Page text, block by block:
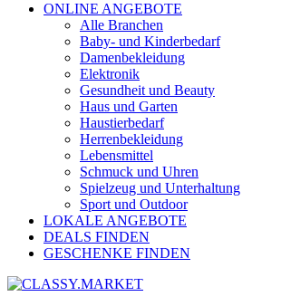
ONLINE ANGEBOTE
Alle Branchen
Baby- und Kinderbedarf
Damenbekleidung
Elektronik
Gesundheit und Beauty
Haus und Garten
Haustierbedarf
Herrenbekleidung
Lebensmittel
Schmuck und Uhren
Spielzeug und Unterhaltung
Sport und Outdoor
LOKALE ANGEBOTE
DEALS FINDEN
GESCHENKE FINDEN